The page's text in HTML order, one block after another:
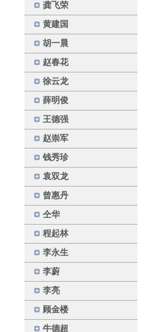
龚飞荣
黄建国
胡一晨
赵春花
徐云龙
薛明俊
王德强
赵崇军
钱秀珍
袁双龙
曾惠丹
仝华
程起林
李永生
李蔚
李亮
顾金楼
牛德超